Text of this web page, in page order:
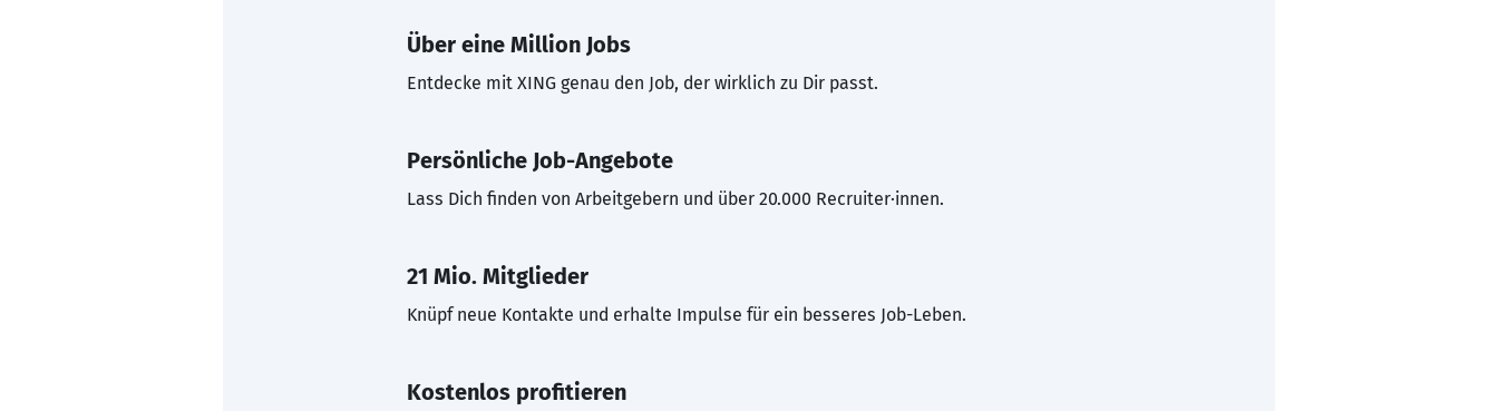
Über eine Million Jobs
Entdecke mit XING genau den Job, der wirklich zu Dir passt.
Persönliche Job-Angebote
Lass Dich finden von Arbeitgebern und über 20.000 Recruiter·innen.
21 Mio. Mitglieder
Knüpf neue Kontakte und erhalte Impulse für ein besseres Job-Leben.
Kostenlos profitieren